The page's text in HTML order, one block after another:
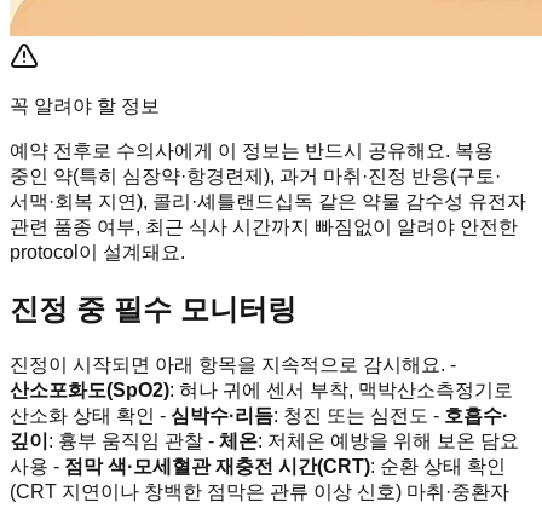
꼭 알려야 할 정보
예약 전후로 수의사에게 이 정보는 반드시 공유해요. 복용
중인 약(특히 심장약·항경련제), 과거 마취·진정 반응(구토·
서맥·회복 지연), 콜리·셰틀랜드십독 같은 약물 감수성 유전자
관련 품종 여부, 최근 식사 시간까지 빠짐없이 알려야 안전한
protocol이 설계돼요.
진정 중 필수 모니터링
진정이 시작되면 아래 항목을 지속적으로 감시해요. -
산소포화도(SpO2): 혀나 귀에 센서 부착, 맥박산소측정기로
산소화 상태 확인 - 심박수·리듬: 청진 또는 심전도 - 호흡수·
깊이 : 흉부 움직임 관찰 - 체온: 저체온 예방을 위해 보온 담요
사용 - 점막 색·모세혈관 재충전 시간(CRT): 순환 상태 확인
(CRT 지연이나 창백한 점막은 관류 이상 신호) 마취·중환자